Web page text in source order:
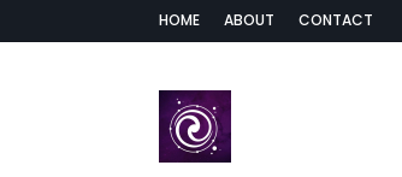
HOME ABOUT CONTACT